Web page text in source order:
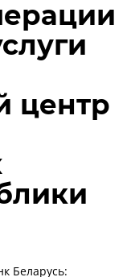
центр
Беларусь: